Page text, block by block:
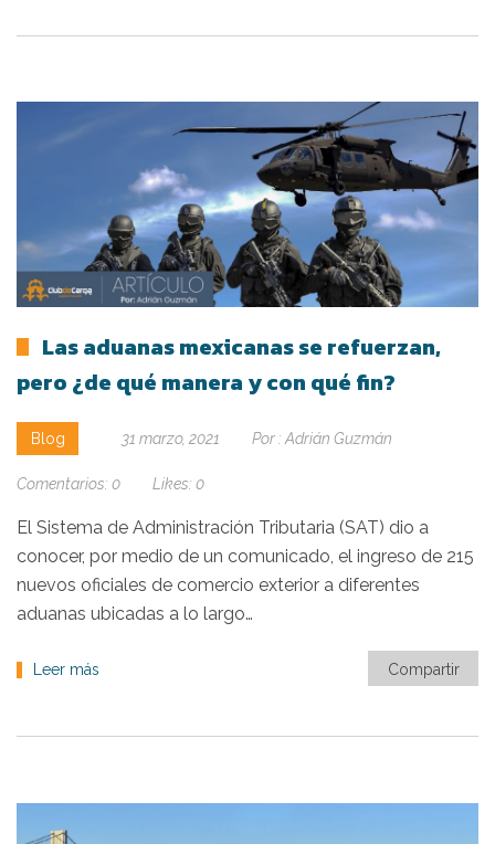
Las aduanas mexicanas se refuerzan,
pero ¿de qué manera y con qué fin?
Blog 31 marzo, 2021 Por : Adrián Guzmán
Comentarios: 0 Likes: 0
El Sistema de Administración Tributaria (SAT) dio a
conocer, por medio de un comunicado, el ingreso de 215
nuevos oficiales de comercio exterior a diferentes
aduanas ubicadas a lo largo…
Leer más Compartir